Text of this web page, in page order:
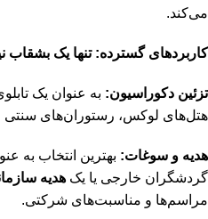
می‌کند.
کاربردهای گسترده: تنها یک بشقاب
تزئین دکوراسیون: به عنوان یک
هتل‌های لوکس، رستوران‌های سنتی و
هدیه و سوغات: بهترین انتخاب به
گردشگران خارجی یا یک هدیه
مراسم‌ها و مناسبت‌های شرکتی.